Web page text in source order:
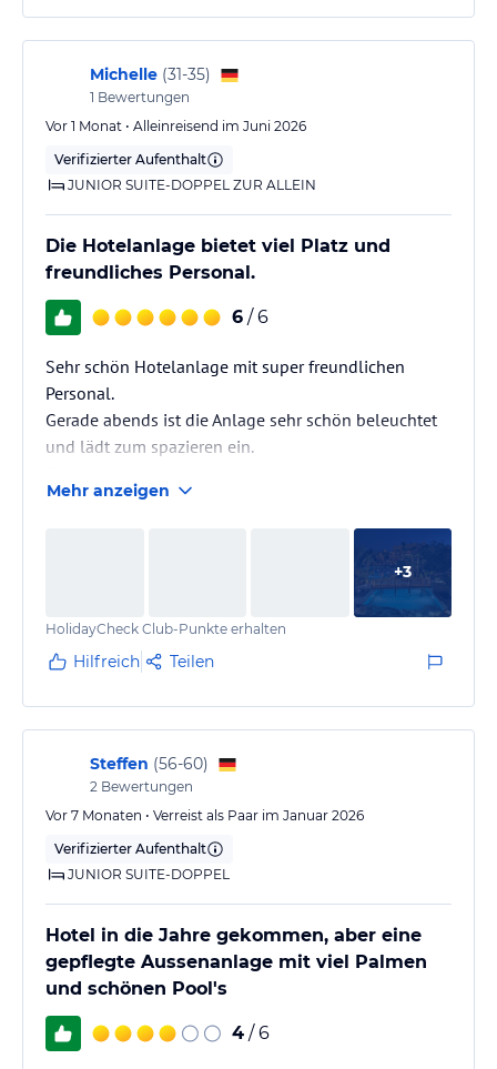
Michelle (31-35)
1 Bewertungen
Vor 1 Monat • Alleinreisend im Juni 2026
Verifizierter Aufenthalt
JUNIOR SUITE-DOPPEL ZUR ALLEIN
Die Hotelanlage bietet viel Platz und
freundliches Personal.
6 / 6
Sehr schön Hotelanlage mit super freundlichen
Personal.
Gerade abends ist die Anlage sehr schön beleuchtet
und lädt zum spazieren ein.
und auch die Pools sind sehr groß. Für Kinder aber
Mehr anzeigen
+3
HolidayCheck Club-Punkte erhalten
Hilfreich Teilen
Steffen (56-60)
2 Bewertungen
Vor 7 Monaten • Verreist als Paar im Januar 2026
Verifizierter Aufenthalt
JUNIOR SUITE-DOPPEL
Hotel in die Jahre gekommen, aber eine
gepflegte Aussenanlage mit viel Palmen
und schönen Pool's
4 / 6